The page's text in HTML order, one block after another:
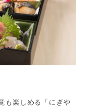
も楽しめる「にぎや